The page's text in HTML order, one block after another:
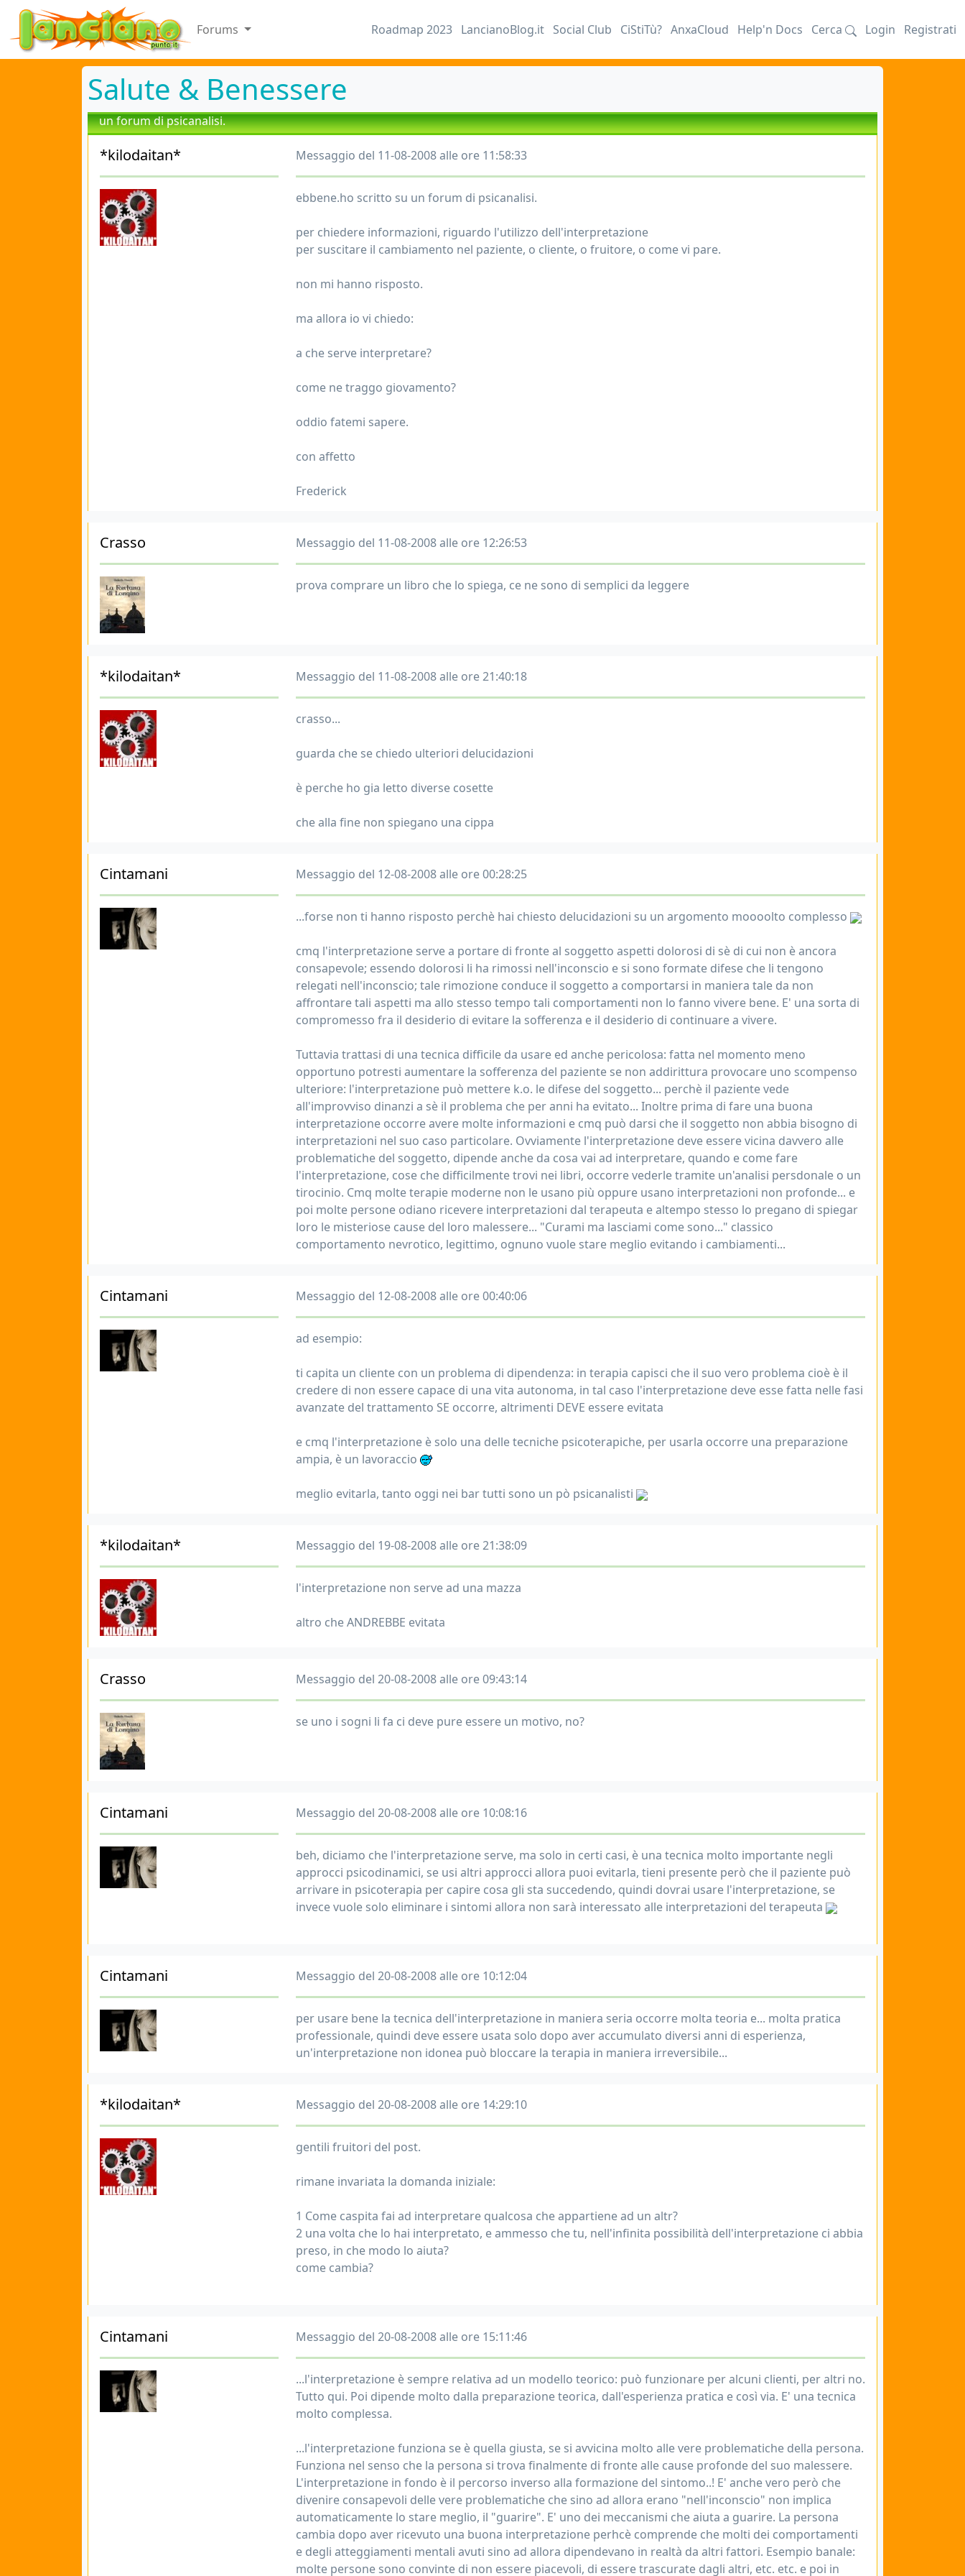
Forums Roadmap 2023 LancianoBlog.it Social Club CiStiTù? AnxaCloud Help'n Docs Cerca Login Registrati
Salute & Benessere
un forum di psicanalisi.
*kilodaitan* Messaggio del 11-08-2008 alle ore 11:58:33
ebbene.ho scritto su un forum di psicanalisi.
per chiedere informazioni, riguardo l'utilizzo dell'interpretazione
per suscitare il cambiamento nel paziente, o cliente, o fruitore, o come vi pare.
non mi hanno risposto.
ma allora io vi chiedo:
a che serve interpretare?
come ne traggo giovamento?
oddio fatemi sapere.
con affetto
Frederick
Crasso Messaggio del 11-08-2008 alle ore 12:26:53
prova comprare un libro che lo spiega, ce ne sono di semplici da leggere
*kilodaitan* Messaggio del 11-08-2008 alle ore 21:40:18
crasso...
guarda che se chiedo ulteriori delucidazioni
è perche ho gia letto diverse cosette
che alla fine non spiegano una cippa
Cintamani Messaggio del 12-08-2008 alle ore 00:28:25
...forse non ti hanno risposto perchè hai chiesto delucidazioni su un argomento moooolto complesso
cmq l'interpretazione serve a portare di fronte al soggetto aspetti dolorosi di sè di cui non è ancora
consapevole; essendo dolorosi li ha rimossi nell'inconscio e si sono formate difese che li tengono
relegati nell'inconscio; tale rimozione conduce il soggetto a comportarsi in maniera tale da non
affrontare tali aspetti ma allo stesso tempo tali comportamenti non lo fanno vivere bene. E' una sorta di
compromesso fra il desiderio di evitare la sofferenza e il desiderio di continuare a vivere.
Tuttavia trattasi di una tecnica difficile da usare ed anche pericolosa: fatta nel momento meno
opportuno potresti aumentare la sofferenza del paziente se non addirittura provocare uno scompenso
ulteriore: l'interpretazione può mettere k.o. le difese del soggetto... perchè il paziente vede
all'improvviso dinanzi a sè il problema che per anni ha evitato... Inoltre prima di fare una buona
interpretazione occorre avere molte informazioni e cmq può darsi che il soggetto non abbia bisogno di
interpretazioni nel suo caso particolare. Ovviamente l'interpretazione deve essere vicina davvero alle
problematiche del soggetto, dipende anche da cosa vai ad interpretare, quando e come fare
l'interpretazione, cose che difficilmente trovi nei libri, occorre vederle tramite un'analisi persdonale o un
tirocinio. Cmq molte terapie moderne non le usano più oppure usano interpretazioni non profonde... e
poi molte persone odiano ricevere interpretazioni dal terapeuta e altempo stesso lo pregano di spiegar
loro le misteriose cause del loro malessere... "Curami ma lasciami come sono..." classico
comportamento nevrotico, legittimo, ognuno vuole stare meglio evitando i cambiamenti...
Cintamani Messaggio del 12-08-2008 alle ore 00:40:06
ad esempio:
ti capita un cliente con un problema di dipendenza: in terapia capisci che il suo vero problema cioè è il
credere di non essere capace di una vita autonoma, in tal caso l'interpretazione deve esse fatta nelle fasi
avanzate del trattamento SE occorre, altrimenti DEVE essere evitata
e cmq l'interpretazione è solo una delle tecniche psicoterapiche, per usarla occorre una preparazione
ampia, è un lavoraccio
meglio evitarla, tanto oggi nei bar tutti sono un pò psicanalisti
*kilodaitan* Messaggio del 19-08-2008 alle ore 21:38:09
l'interpretazione non serve ad una mazza
altro che ANDREBBE evitata
Crasso Messaggio del 20-08-2008 alle ore 09:43:14
se uno i sogni li fa ci deve pure essere un motivo, no?
Cintamani Messaggio del 20-08-2008 alle ore 10:08:16
beh, diciamo che l'interpretazione serve, ma solo in certi casi, è una tecnica molto importante negli
approcci psicodinamici, se usi altri approcci allora puoi evitarla, tieni presente però che il paziente può
arrivare in psicoterapia per capire cosa gli sta succedendo, quindi dovrai usare l'interpretazione, se
invece vuole solo eliminare i sintomi allora non sarà interessato alle interpretazioni del terapeuta
Cintamani Messaggio del 20-08-2008 alle ore 10:12:04
per usare bene la tecnica dell'interpretazione in maniera seria occorre molta teoria e... molta pratica
professionale, quindi deve essere usata solo dopo aver accumulato diversi anni di esperienza,
un'interpretazione non idonea può bloccare la terapia in maniera irreversibile...
*kilodaitan* Messaggio del 20-08-2008 alle ore 14:29:10
gentili fruitori del post.
rimane invariata la domanda iniziale:
1 Come caspita fai ad interpretare qualcosa che appartiene ad un altr?
2 una volta che lo hai interpretato, e ammesso che tu, nell'infinita possibilità dell'interpretazione ci abbia
preso, in che modo lo aiuta?
come cambia?
Cintamani Messaggio del 20-08-2008 alle ore 15:11:46
...l'interpretazione è sempre relativa ad un modello teorico: può funzionare per alcuni clienti, per altri no.
Tutto qui. Poi dipende molto dalla preparazione teorica, dall'esperienza pratica e così via. E' una tecnica
molto complessa.
...l'interpretazione funziona se è quella giusta, se si avvicina molto alle vere problematiche della persona.
Funziona nel senso che la persona si trova finalmente di fronte alle cause profonde del suo malessere.
L'interpretazione in fondo è il percorso inverso alla formazione del sintomo..! E' anche vero però che
divenire consapevoli delle vere problematiche che sino ad allora erano "nell'inconscio" non implica
automaticamente lo stare meglio, il "guarire". E' uno dei meccanismi che aiuta a guarire. La persona
cambia dopo aver ricevuto una buona interpretazione perhcè comprende che molti dei comportamenti
e degli atteggiamenti mentali avuti sino ad allora dipendevano in realtà da altri fattori. Esempio banale:
molte persone sono convinte di non essere piacevoli, di essere trascurate dagli altri, etc. etc. e poi in